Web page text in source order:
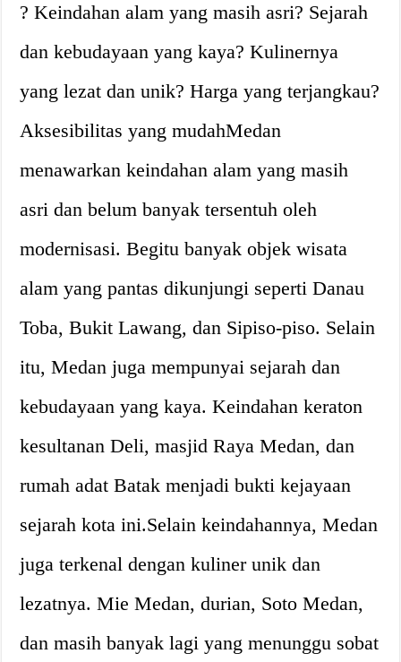
? Keindahan alam yang masih asri? Sejarah
dan kebudayaan yang kaya? Kulinernya
yang lezat dan unik? Harga yang terjangkau?
Aksesibilitas yang mudahMedan
menawarkan keindahan alam yang masih
asri dan belum banyak tersentuh oleh
modernisasi. Begitu banyak objek wisata
alam yang pantas dikunjungi seperti Danau
Toba, Bukit Lawang, dan Sipiso-piso. Selain
itu, Medan juga mempunyai sejarah dan
kebudayaan yang kaya. Keindahan keraton
kesultanan Deli, masjid Raya Medan, dan
rumah adat Batak menjadi bukti kejayaan
sejarah kota ini.Selain keindahannya, Medan
juga terkenal dengan kuliner unik dan
lezatnya. Mie Medan, durian, Soto Medan,
dan masih banyak lagi yang menunggu sobat